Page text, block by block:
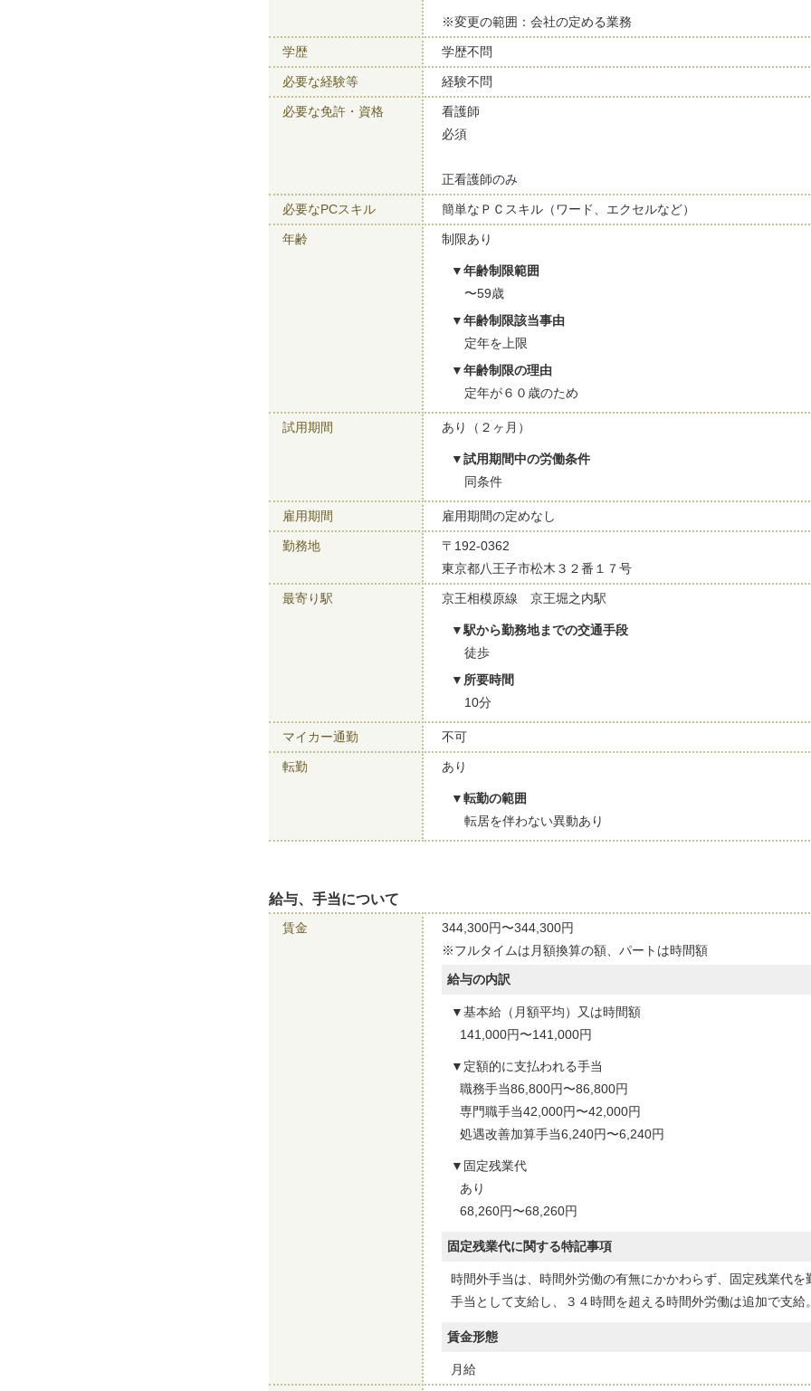
※変更の範囲：会社の定める業務
学歴 学歴不問
必要な経験等 経験不問
必要な免許・資格
看護師
必須
正看護師のみ
必要なPCスキル 簡単なＰＣスキル（ワード、エクセルなど）
年齢 制限あり
年齢制限範囲
〜59歳
年齢制限該当事由
定年を上限
年齢制限の理由
定年が６０歳のため
試用期間 あり（２ヶ月）
試用期間中の労働条件
同条件
雇用期間 雇用期間の定めなし
勤務地
〒192-0362
東京都八王子市松木３２番１７号
最寄り駅 京王相模原線 京王堀之内駅
駅から勤務地までの交通手段
徒歩
所要時間
10分
マイカー通勤 不可
転勤 あり
転勤の範囲
転居を伴わない異動あり
給与、手当について
賃金
344,300円〜344,300円
※フルタイムは月額換算の額、パートは時間額
給与の内訳
基本給（月額平均）又は時間額
141,000円〜141,000円
定額的に支払われる手当
職務手当86,800円〜86,800円
専門職手当42,000円〜42,000円
処遇改善加算手当6,240円〜6,240円
固定残業代
あり
68,260円〜68,260円
固定残業代に関する特記事項
時間外手当は、時間外労働の有無にかかわらず、固定残業代を
手当として支給し、３４時間を超える時間外労働は追加で支給
賃金形態
月給